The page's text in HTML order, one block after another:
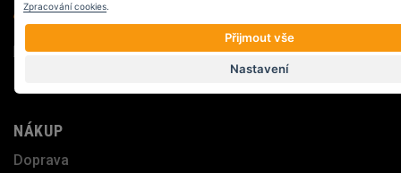
NÁKUP
Doprava
Zpracování cookies
Přijmout vše
Nastavení